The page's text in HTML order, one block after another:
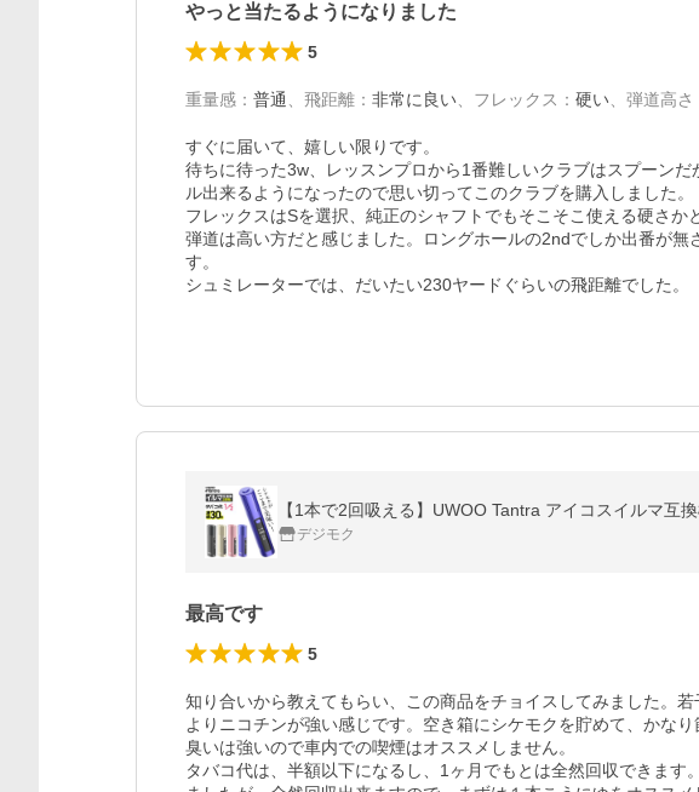
やっと当たるようになりました
5
重量感 ： 普通 飛距離 ： 非常に良い フレックス ： 硬い 弾道高さ
すぐに届いて、嬉しい限りです。
待ちに待った3w、レッスンプロから1番難しいクラブはスプーン
ル出来るようになったので思い切ってこのクラブを購入しました。
フレックスはSを選択、純正のシャフトでもそこそこ使える硬さか
弾道は高い方だと感じました。ロングホールの2ndでしか出番が
す。
シュミレーターでは、だいたい230ヤードぐらいの飛距離でした。
デジモク
最高です
5
知り合いから教えてもらい、この商品をチョイスしてみました。
よりニコチンが強い感じです。空き箱にシケモクを貯めて、かなり
臭いは強いので車内での喫煙はオススメしません。
タバコ代は、半額以下になるし、1ヶ月でもとは全然回収できます